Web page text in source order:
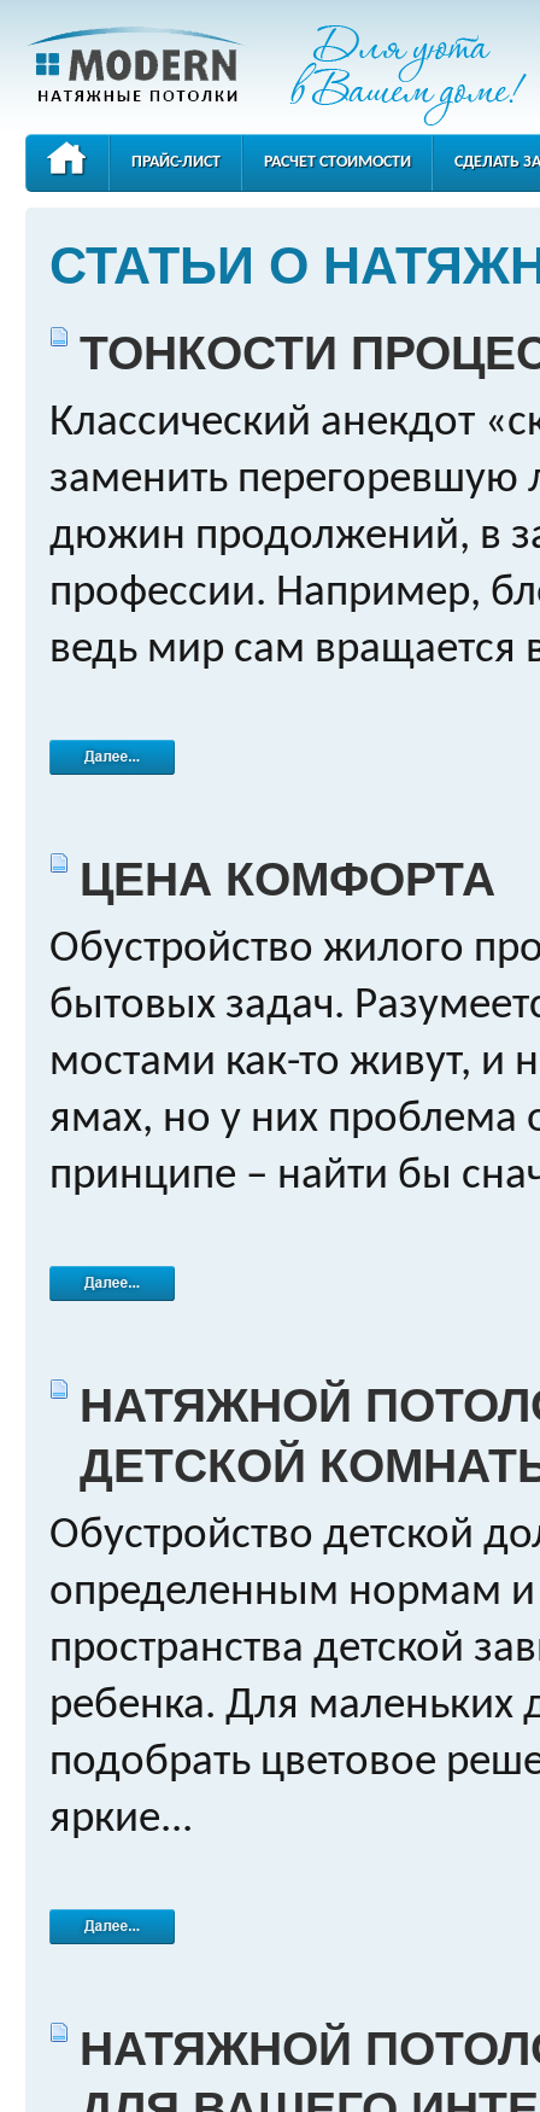
ПРАЙС-ЛИСТ РАСЧЕТ СТОИМОСТИ СДЕЛАТЬ
СТАТЬИ О
ТОНКОСТИ
Классический анекдот
заменить перегоревшую
дюжин продолжений, в
профессии. Например,
ведь мир сам вращается
ЦЕНА КОМФОРТА
Обустройство жилого
бытовых задач.
мостами как-то живут, и
ямах, но у них проблема
принципе – найти бы
НАТЯЖНОЙ
ДЕТСКОЙ
Обустройство детской
определенным нормам
пространства детской
ребенка. Для маленьких
подобрать цветовое
яркие...
НАТЯЖНОЙ